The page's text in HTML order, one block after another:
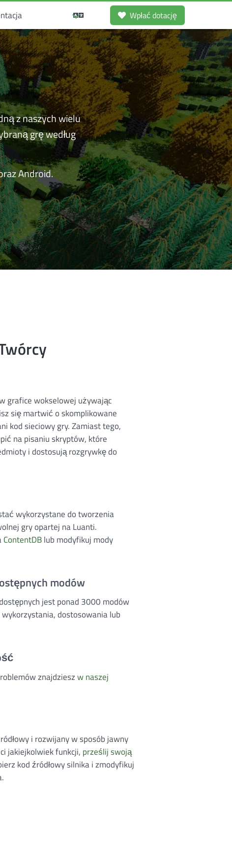
Wpłać dotację
z naszych wielu
grę według
Android.
grafice wokselowej używając
się martwić o skomplikowane
kod sieciowy gry. Zamiast tego,
na pisaniu skryptów, które
i dostosują rozgrywkę do
wykorzystane do tworzenia
gry opartej na Luanti.
ContentDBlub modyfikuj mody
modów
jest ponad 3000 modów
dostosowania lub
znajdzieszw naszej
i rozwijany w sposób jawny
jakiejkolwiek funkcji, prześlij swoją
kod źródłowy silnika i zmodyfikuj